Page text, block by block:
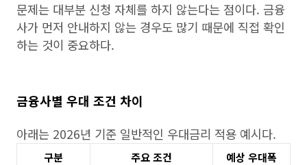
문제는 대부분 신청 자체를 하지 않는다는 점이다. 금융
사가 먼저 안내하지 않는 경우도 많기 때문에 직접 확인
하는 것이 중요하다.
금융사별 우대 조건 차이
아래는 2026년 기준 일반적인 우대금리 적용 예시다.
구분 주요 조건
예상 우대폭